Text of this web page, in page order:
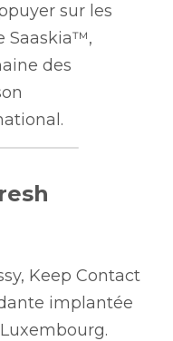
sur les
Saaskia™,
des
Keep Contact
implantée